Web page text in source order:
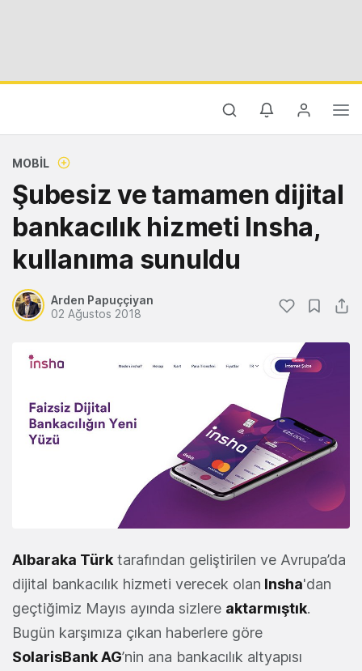
MOBIL
Şubesiz ve tamamen dijital
bankacılık hizmeti Insha,
kullanıma sunuldu
Arden Papuççiyan
02 Ağustos 2018
Albaraka Türk tarafından geliştirilen ve Avrupa’da
dijital bankacılık hizmeti verecek olan Insha'dan
geçtiğimiz Mayıs ayında sizlere aktarmıştık.
Bugün karşımıza çıkan haberlere göre
SolarisBank AG’nin ana bankacılık altyapısı